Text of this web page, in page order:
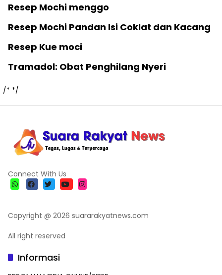
Resep Mochi menggo
Resep Mochi Pandan Isi Coklat dan Kacang
Resep Kue moci
Tramadol: Obat Penghilang Nyeri
/* */
Connect With Us
Copyright @ 2026 suararakyatnews.com
All right reserved
Informasi